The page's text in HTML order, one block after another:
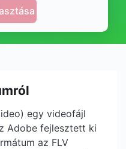
egy videofájl
Adobe fejlesztett ki
az FLV